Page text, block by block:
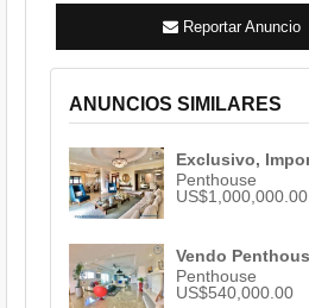
Reportar Anuncio
ANUNCIOS SIMILARES
Penthouse
US$1,000,000.00
Penthouse
US$540,000.00